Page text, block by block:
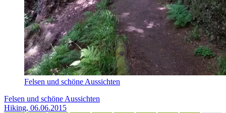
Felsen und schöne Aussichten
Felsen und schöne Aussichten
Hiking, 06.06.2015